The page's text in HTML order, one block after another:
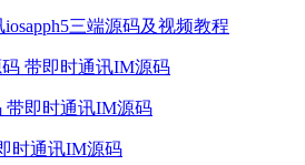
三端源码及视频教程
带即时通讯IM源码